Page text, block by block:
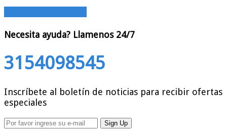
Necesita ayuda? Llamenos 24/7
3154098545
Inscríbete al boletín de noticias para recibir ofertas
especiales